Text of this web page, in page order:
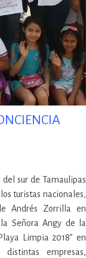
sur de Tamaulipas
turistas nacionales,
Andrés Zorrilla en
Señora Angy de la
Limpia 2018” en
empresas,